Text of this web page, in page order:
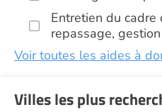
Entretien du cadre
repassage,
Voir toutes les aides à
Villes les plus